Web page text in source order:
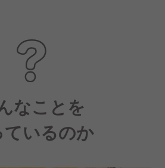
なことを
いるのか